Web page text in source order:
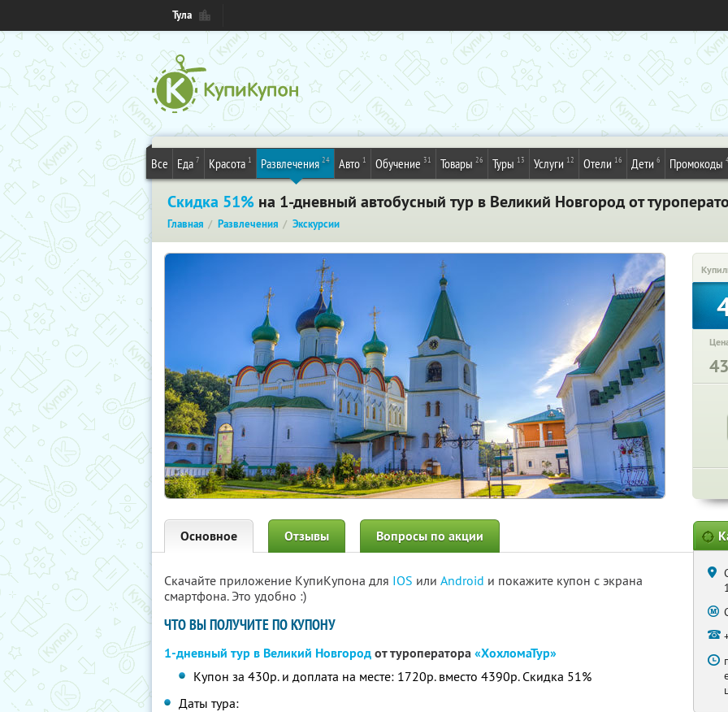
Тула
Все Еда 7 Красота 1 Развлечения 24 Авто 1 Обучение 31 Товары 26 Туры 13 Услуги 12 Отели 16 Дети 6 Промокоды
Скидка 51% на 1-дневный автобусный тур в Великий Новгород от
Главная Развлечения Экскурсии
Основное Отзывы Вопросы по акции
Скачайте приложение КупиКупона для IOS или Android и покажите купон с экрана
смартфона. Это удобно :)
ЧТО ВЫ ПОЛУЧИТЕ ПО КУПОНУ
1-дневный тур в Великий Новгородот туроператора«ХохломаТур»
Купон за 430р. и доплата на месте: 1720р. вместо 4390р. Скидка 51%
Даты тура: